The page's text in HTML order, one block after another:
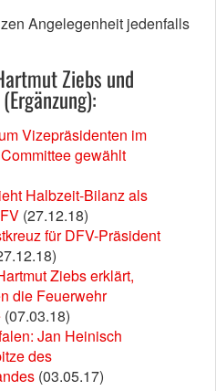
Angelegenheit jedenfalls
Ziebs und
Vizepräsidenten im
gewählt
Halbzeit-Bilanz als
(27.12.18)
für DFV-Präsident
Ziebs erklärt,
die Feuerwehr
(07.03.18)
Jan Heinisch
des
(03.05.17)